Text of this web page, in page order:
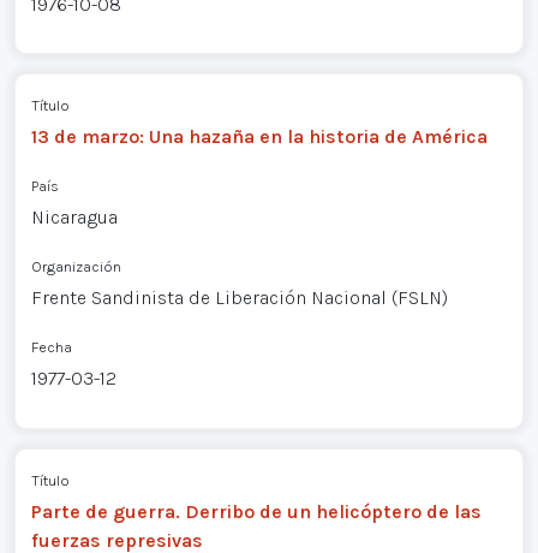
Título
13 de marzo: Una hazaña en la historia de América
País
Nicaragua
Organización
Frente Sandinista de Liberación Nacional (FSLN)
Fecha
1977-03-12
Título
Parte de guerra. Derribo de un helicóptero de las
fuerzas represivas